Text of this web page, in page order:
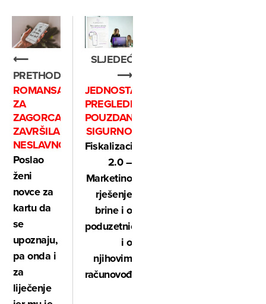
⟵
PRETHODNO
ROMANSA
ZA
ZAGORCA
ZAVRŠILA
NESLAVNO
Poslao
ženi
novce za
kartu da
se
upoznaju,
pa onda i
za
liječenje
SLJEDEĆE
⟶
JEDNOSTAVNO,
PREGLEDNO,
POUZDANO,
SIGURNO
Fiskalizacija
2.0 –
Marketino
rješenje
brine i o
poduzetnicima
i o
njihovim
računovođama